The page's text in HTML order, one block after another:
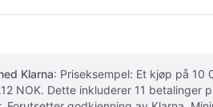
Klarna: Priseksempel: Et kjøp på 10
NOK. Dette inkluderer 11